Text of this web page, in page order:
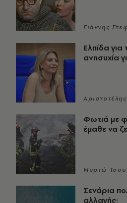
Γιάννης
Ελπίδα
ανησυχία
Φωτιά με
έμαθε να
Μυρτώ
Σενάρια
αλλαγής;